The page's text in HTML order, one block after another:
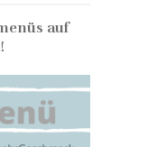
auf